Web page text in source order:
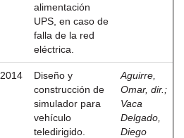
alimentación
UPS, en caso de
falla de la red
eléctrica.
2014
Diseño y
construcción de
simulador para
vehículo
teledirigido.
Aguirre,
Omar, dir. ;
Vaca
Delgado,
Diego